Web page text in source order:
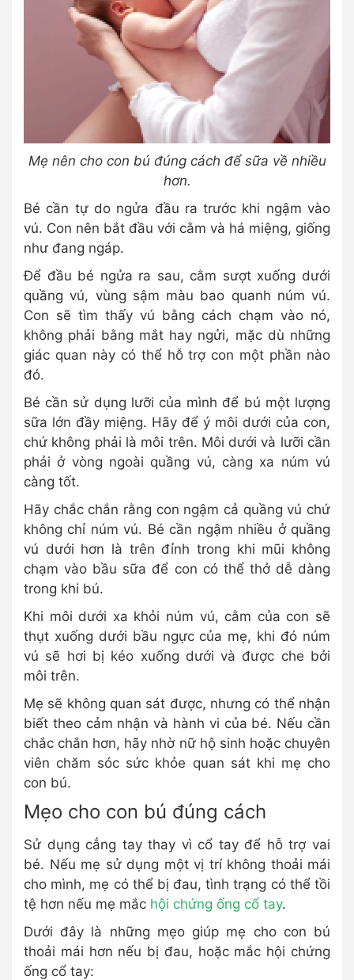
Mẹ nên cho con bú đúng cách để sữa về nhiều
hơn.
Bé cần tự do ngửa đầu ra trước khi ngậm vào
vú. Con nên bắt đầu với cằm và há miệng, giống
như đang ngáp.
Để đầu bé ngửa ra sau, cằm sượt xuống dưới
quầng vú, vùng sậm màu bao quanh núm vú.
Con sẽ tìm thấy vú bằng cách chạm vào nó,
không phải bằng mắt hay ngửi, mặc dù những
giác quan này có thể hỗ trợ con một phần nào
đó.
Bé cần sử dụng lưỡi của mình để bú một lượng
sữa lớn đầy miệng. Hãy để ý môi dưới của con,
chứ không phải là môi trên. Môi dưới và lưỡi cần
phải ở vòng ngoài quầng vú, càng xa núm vú
càng tốt.
Hãy chắc chắn rằng con ngậm cả quầng vú chứ
không chỉ núm vú. Bé cần ngậm nhiều ở quầng
vú dưới hơn là trên đỉnh trong khi mũi không
chạm vào bầu sữa để con có thể thở dễ dàng
trong khi bú.
Khi môi dưới xa khỏi núm vú, cằm của con sẽ
thụt xuống dưới bầu ngực của mẹ, khi đó núm
vú sẽ hơi bị kéo xuống dưới và được che bởi
môi trên.
Mẹ sẽ không quan sát được, nhưng có thể nhận
biết theo cảm nhận và hành vi của bé. Nếu cần
chắc chắn hơn, hãy nhờ nữ hộ sinh hoặc chuyên
viên chăm sóc sức khỏe quan sát khi mẹ cho
con bú.
Mẹo cho con bú đúng cách
Sử dụng cẳng tay thay vì cổ tay để hỗ trợ vai
bé. Nếu mẹ sử dụng một vị trí không thoải mái
cho mình, mẹ có thể bị đau, tình trạng có thể tồi
tệ hơn nếu mẹ mắc hội chứng ống cổ tay.
Dưới đây là những mẹo giúp mẹ cho con bú
thoải mái hơn nếu bị đau, hoặc mắc hội chứng
ống cổ tay: